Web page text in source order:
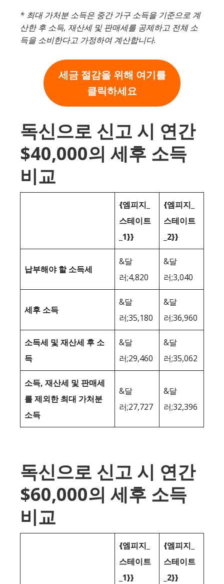
* 최대 가처분 소득은 중간 가구 소득을 기준으로 계
산한 후 소득, 재산세 및 판매세를 공제하고 전체 소
득을 소비한다고 가정하여 계산합니다.
세금 절감을 위해 여기를
클릭하세요
독신으로 신고 시 연간
$40,000의 세후 소득
비교
{엠피지_
스테이트
_1}}
{엠피지_
스테이트
_2}}
납부해야 할 소득세
&달
러;4,820
&달
러;3,040
세후 소득
&달
러;35,180
&달
러;36,960
소득세 및 재산세 후 소
득
&달
러;29,460
&달
러;35,062
소득, 재산세 및 판매세
를 제외한 최대 가처분
소득
&달
러;27,727
&달
러;32,396
독신으로 신고 시 연간
$60,000의 세후 소득
비교
{엠피지_
스테이트
_1}}
{엠피지_
스테이트
_2}}